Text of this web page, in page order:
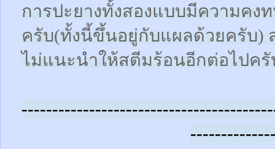
การปะยางทั้งสองแบบมีความคง
ครับ(ทั้งนี้ขึ้นอยู่กับแผลด้วยครับ)
ไม่แนะนำให้สตีมร้อนอีกต่อไปครั